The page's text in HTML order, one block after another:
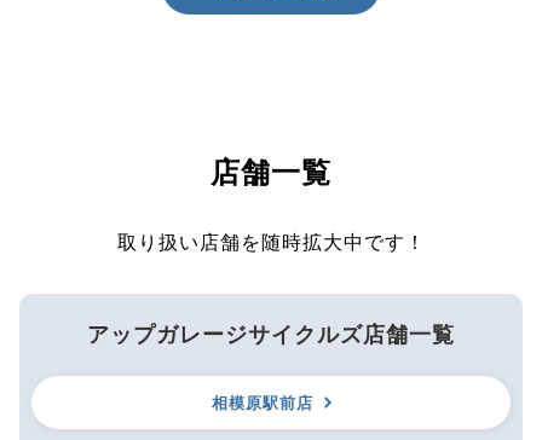
店舗一覧
取り扱い店舗を随時拡大中です！
アップガレージサイクルズ店舗一覧
相模原駅前店